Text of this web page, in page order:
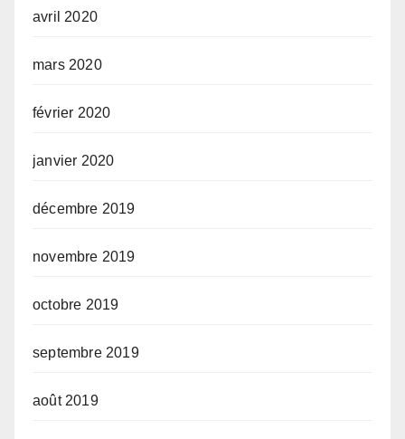
avril 2020
mars 2020
février 2020
janvier 2020
décembre 2019
novembre 2019
octobre 2019
septembre 2019
août 2019